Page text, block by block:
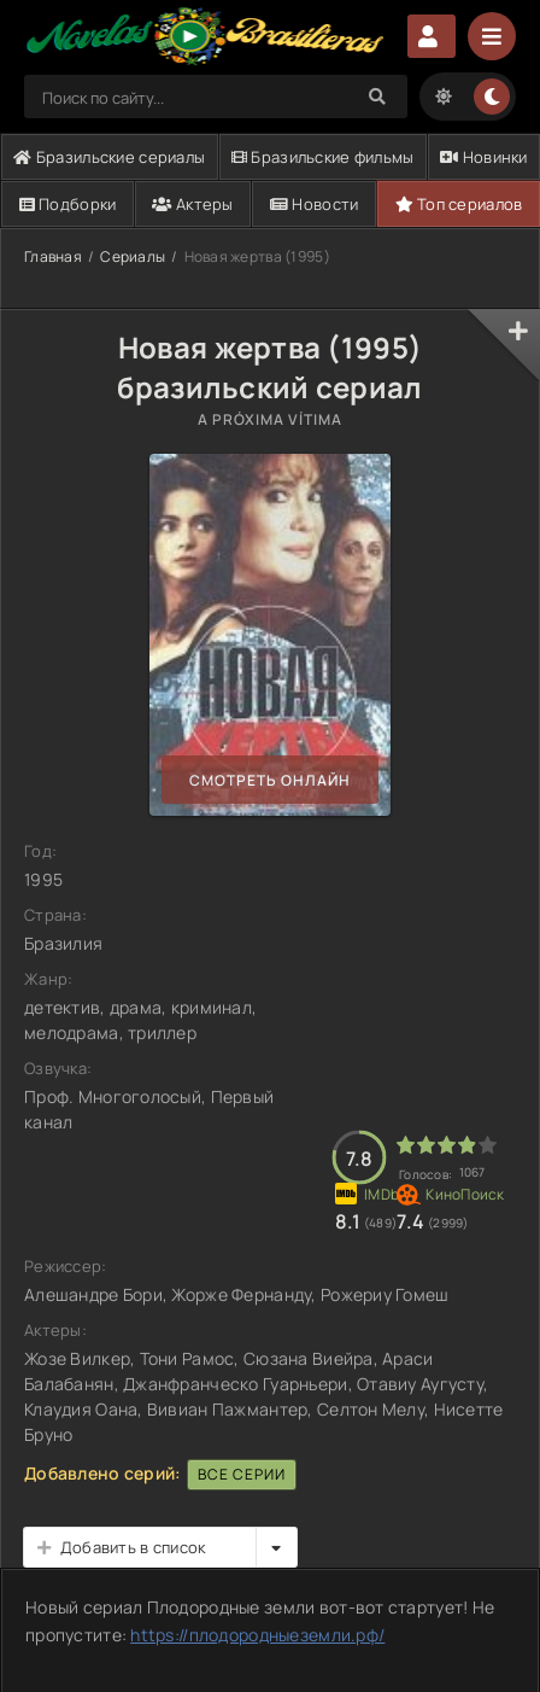
Бразильские сериалы Бразильские фильмы Новинки
Подборки Актеры Новости Топ сериалов
Главная Сериалы Новая жертва (1995)
Новая жертва (1995)
бразильский сериал
A PRÓXIMA VÍTIMA
СМОТРЕТЬ ОНЛАЙН
Год:
1995
Страна:
Бразилия
Жанр:
детектив, драма, криминал,
мелодрама, триллер
Озвучка:
Проф. Многоголосый, Первый
канал
7.8
Голосов: 1067
8.1 (489)7.4 (2999)
Режиссер:
Алешандре Бори, Жорже Фернанду, Рожериу Гомеш
Актеры:
Жозе Вилкер, Тони Рамос, Сюзана Виейра, Араси
Балабанян, Джанфранческо Гуарньери, Отавиу Аугусту,
Клаудия Оана, Вивиан Пажмантер, Селтон Мелу, Нисетте
Бруно
Добавлено серий:
ВСЕ СЕРИИ
Добавить в список
Новый сериал Плодородные земли вот-вот стартует! Не
пропустите: https://плодородныеземли.рф/